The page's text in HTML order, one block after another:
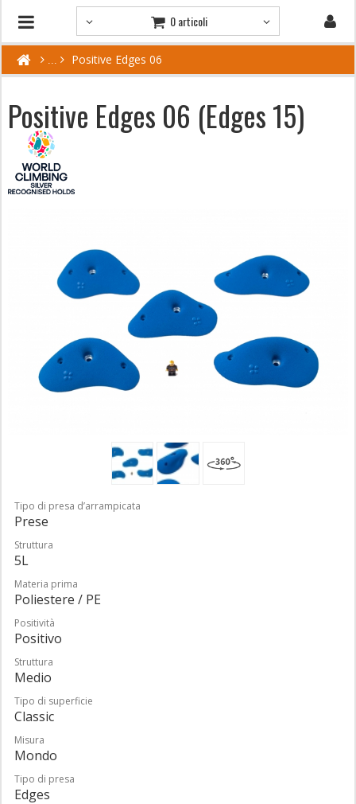
0 articoli
Positive Edges 06
Positive Edges 06 (Edges 15)
Tipo di presa d’arrampicata
Prese
Struttura
5L
Materia prima
Poliestere / PE
Positività
Positivo
Struttura
Medio
Tipo di superficie
Classic
Misura
Mondo
Tipo di presa
Edges